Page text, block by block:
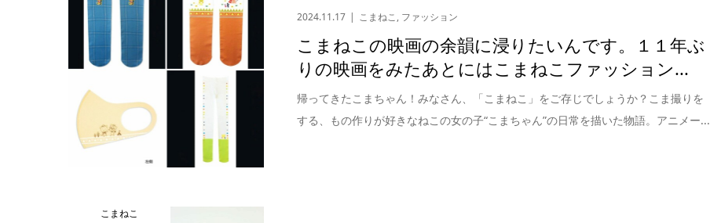
2024.11.17 こまねこ , ファッション
こまねこの映画の余韻に浸りたいんです。１１年ぶ
りの映画をみたあとにはこまねこファッション...
帰ってきたこまちゃん！みなさん、「こまねこ」をご存じでしょうか？こま撮りを
する、もの作りが好きなねこの女の子“こまちゃん”の日常を描いた物語。アニメー...
こまねこ